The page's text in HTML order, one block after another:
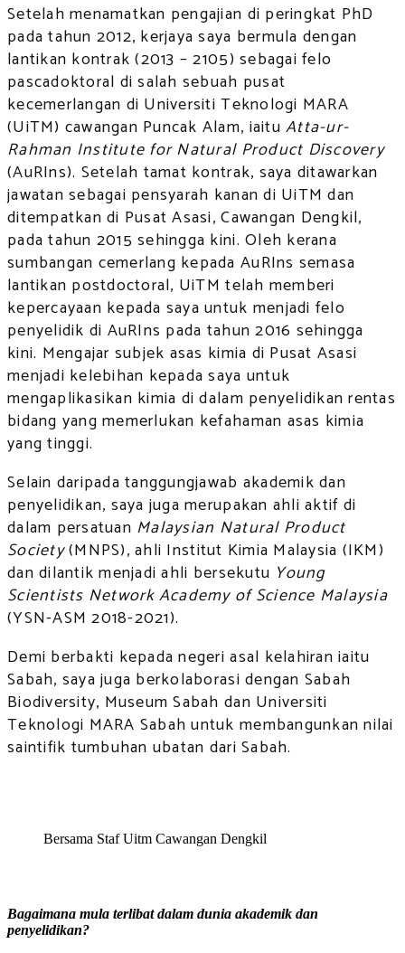
Setelah menamatkan pengajian di peringkat PhD
pada tahun 2012, kerjaya saya bermula dengan
lantikan kontrak (2013 – 2105) sebagai felo
pascadoktoral di salah sebuah pusat
kecemerlangan di Universiti Teknologi MARA
(UiTM) cawangan Puncak Alam, iaituAtta-ur-
Rahman Institute for Natural Product Discovery
(AuRIns). Setelah tamat kontrak, saya ditawarkan
jawatan sebagai pensyarah kanan di UiTM dan
ditempatkan di Pusat Asasi, Cawangan Dengkil,
pada tahun 2015 sehingga kini. Oleh kerana
sumbangan cemerlang kepada AuRIns semasa
lantikan postdoctoral, UiTM telah memberi
kepercayaan kepada saya untuk menjadi felo
penyelidik di AuRIns pada tahun 2016 sehingga
kini. Mengajar subjek asas kimia di Pusat Asasi
menjadi kelebihan kepada saya untuk
mengaplikasikan kimia di dalam penyelidikan rentas
bidang yang memerlukan kefahaman asas kimia
yang tinggi.
Selain daripada tanggungjawab akademik dan
penyelidikan, saya juga merupakan ahli aktif di
dalam persatuan Malaysian Natural Product
Society(MNPS), ahli Institut Kimia Malaysia (IKM)
dan dilantik menjadi ahli bersekutu Young
Scientists Network Academy of Science Malaysia
(YSN-ASM 2018-2021).
Demi berbakti kepada negeri asal kelahiran iaitu
Sabah, saya juga berkolaborasi dengan Sabah
Biodiversity, Museum Sabah dan Universiti
Teknologi MARA Sabah untuk membangunkan nilai
saintifik tumbuhan ubatan dari Sabah.
Bersama Staf Uitm Cawangan Dengkil
Bagaimana mula terlibat dalam dunia akademik dan
penyelidikan?